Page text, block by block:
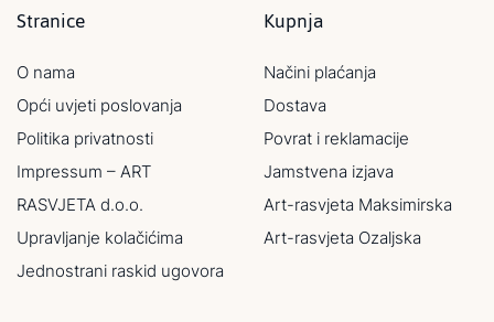
Stranice
O nama
Opći uvjeti poslovanja
Politika privatnosti
Impressum – ART
RASVJETA d.o.o.
Upravljanje kolačićima
Jednostrani raskid ugovora
Kupnja
Načini plaćanja
Dostava
Povrat i reklamacije
Jamstvena izjava
Art-rasvjeta Maksimirska
Art-rasvjeta Ozaljska